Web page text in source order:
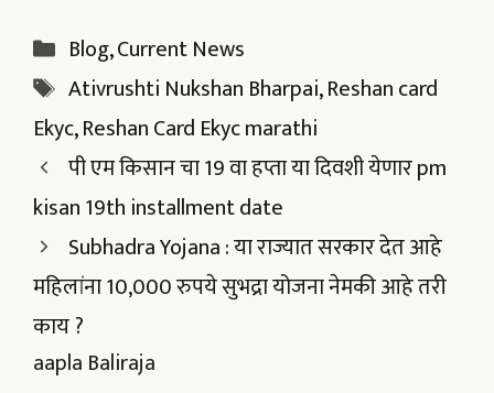
Categories
Blog,Current News
Tags
Ativrushti Nukshan Bharpai,Reshan card
Ekyc,Reshan Card Ekyc marathi
पी एम किसान चा 19 वा हप्ता या दिवशी येणार pm
kisan 19th installment date
Subhadra Yojana : या राज्यात सरकार देत आहे
महिलांना 10,000 रुपये सुभद्रा योजना नेमकी आहे तरी
काय ?
aapla Baliraja